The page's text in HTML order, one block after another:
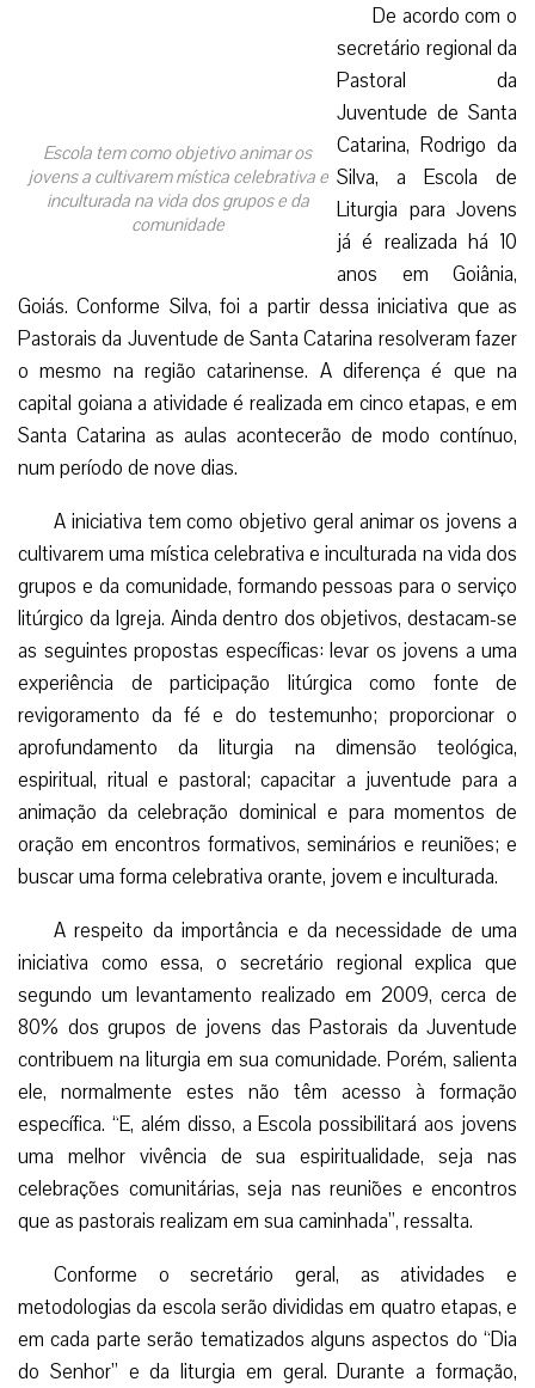
Escola tem como objetivo animar os
jovens a cultivarem mística celebrativa e
inculturada na vida dos grupos e da
comunidade
De acordo com o
secretário regional da
Pastoral da
Juventude de Santa
Catarina, Rodrigo da
Silva, a Escola de
Liturgia para Jovens
já é realizada há 10
anos em Goiânia,
Goiás. Conforme Silva, foi a partir dessa iniciativa que as
Pastorais da Juventude de Santa Catarina resolveram fazer
o mesmo na região catarinense. A diferença é que na
capital goiana a atividade é realizada em cinco etapas, e em
Santa Catarina as aulas acontecerão de modo contínuo,
num período de nove dias.
A iniciativa tem como objetivo geral animar os jovens a
cultivarem uma mística celebrativa e inculturada na vida dos
grupos e da comunidade, formando pessoas para o serviço
litúrgico da Igreja. Ainda dentro dos objetivos, destacam-se
as seguintes propostas específicas: levar os jovens a uma
experiência de participação litúrgica como fonte de
revigoramento da fé e do testemunho; proporcionar o
aprofundamento da liturgia na dimensão teológica,
espiritual, ritual e pastoral; capacitar a juventude para a
animação da celebração dominical e para momentos de
oração em encontros formativos, seminários e reuniões; e
buscar uma forma celebrativa orante, jovem e inculturada.
A respeito da importância e da necessidade de uma
iniciativa como essa, o secretário regional explica que
segundo um levantamento realizado em 2009, cerca de
80% dos grupos de jovens das Pastorais da Juventude
contribuem na liturgia em sua comunidade. Porém, salienta
ele, normalmente estes não têm acesso à formação
específica. “E, além disso, a Escola possibilitará aos jovens
uma melhor vivência de sua espiritualidade, seja nas
celebrações comunitárias, seja nas reuniões e encontros
que as pastorais realizam em sua caminhada”, ressalta.
Conforme o secretário geral, as atividades e
metodologias da escola serão divididas em quatro etapas, e
em cada parte serão tematizados alguns aspectos do “Dia
do Senhor” e da liturgia em geral. Durante a formação,